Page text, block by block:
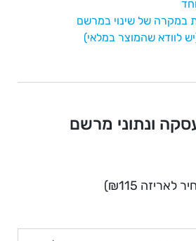
במקרה של שינוי במרשם
לוודא שהמוצר במלאי)
ונתוני מרשם
לאריזה ₪115)